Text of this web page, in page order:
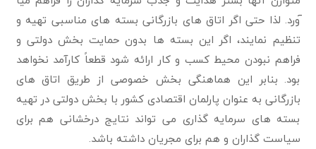
ٓورد. لذا حتی اگر اتاق های بازرگانی بسته های مناسبی تهیه و
تنظیم نمایند، اگر این بسته ها بدون حمایت بخش دولتی و
فراهم نبودن محیط کسب و کار ارائه شود قطعاً کارآمد نخواهد
بود. بنابر این هماهنگی بخش خصوصی از طریق اتاق های
بازرگانی به عنوان پارلمان اقتصادی کشور با بخش دولتی در تهیه
بسته های سرمایه گذاری می تواند نتایج درخشانی هم برای
سیاست گذاران و هم برای مجریان داشته باشد.